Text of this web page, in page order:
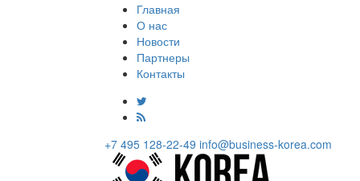
Главная
О нас
Новости
Партнеры
Контакты
+7 495 128-22-49 info@business-korea.com